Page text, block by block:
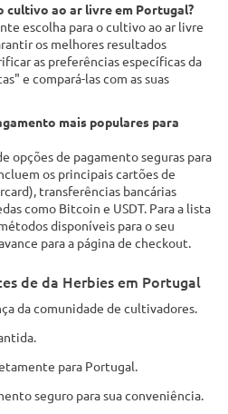
cultivo ao ar livre em Portugal?
escolha para o cultivo ao ar livre
os melhores resultados
as preferências específicas da
e compará-las com as suas
mais populares para
opções de pagamento seguras para
os principais cartões de
transferências bancárias
como Bitcoin e USDT. Para a lista
disponíveis para o seu
para a página de checkout.
de da Herbies em Portugal
da comunidade de cultivadores.
para Portugal.
seguro para sua conveniência.